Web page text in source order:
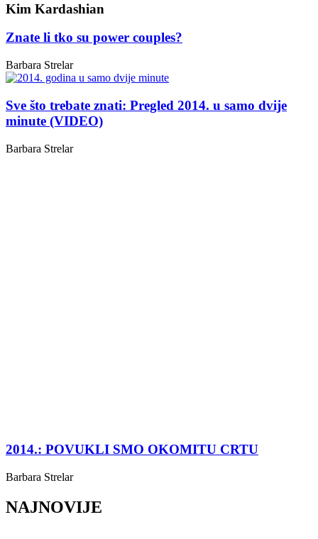
Kim Kardashian
Znate li tko su power couples?
Barbara Strelar
Sve što trebate znati: Pregled 2014. u samo dvije
minute (VIDEO)
Barbara Strelar
2014.: POVUKLI SMO OKOMITU CRTU
Barbara Strelar
NAJNOVIJE